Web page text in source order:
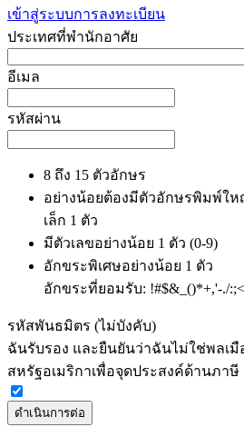
เข้าสู่ระบบการลงทะเบียน
ประเทศที่พำนักอาศัย
อีเมล
รหัสผ่าน
8 ถึง 15 ตัวอักษร
อย่างน้อยต้องมีตัวอักษรพิมพ์ใ
เล็ก 1 ตัว
มีตัวเลขอย่างน้อย 1 ตัว (0-9)
อักขระพิเศษอย่างน้อย 1 ตัว
อักขระที่ยอมรับ: !#$&_()*+,'-./
รหัสพันธมิตร (ไม่บังคับ)
ฉันรับรอง และยืนยันว่าฉันไม่ใช่พลเ
สหรัฐอเมริกาเพื่อจุดประสงค์ด้านภาษี